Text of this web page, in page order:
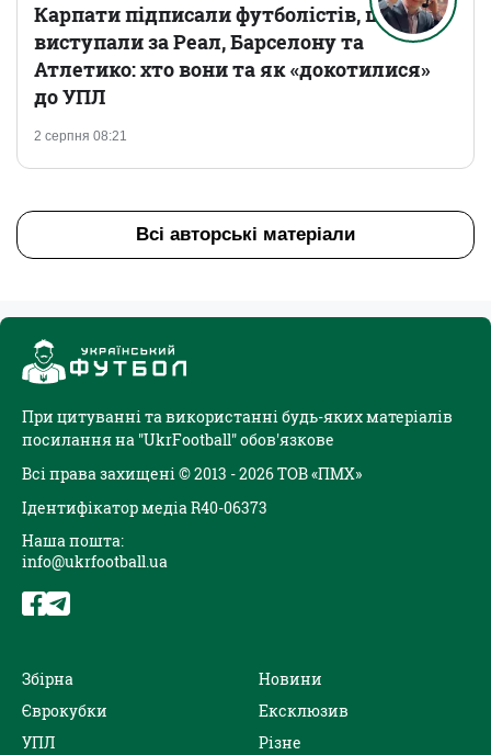
2 серпня 08:21
Карпати підписали футболістів, що
виступали за Реал, Барселону та
Атлетико: хто вони та як «докотилися»
до УПЛ
Всі авторські матеріали
При цитуванні та використанні будь-яких матеріалів
посилання на "UkrFootball" обов'язкове
Всі права захищені © 2013 - 2026 ТОВ «ПМХ»
Ідентифікатор медіа R40-06373
Наша пошта:
info@ukrfootball.ua
Збірна
Єврокубки
УПЛ
Новини
Ексклюзив
Різне